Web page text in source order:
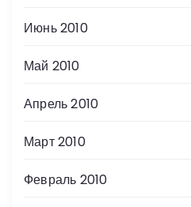
Июнь 2010
Май 2010
Апрель 2010
Март 2010
Февраль 2010